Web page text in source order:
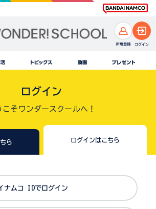
ログイン
こそワンダースクールへ！
ら ログインはこちら
バンダイナムコ IDでログイン